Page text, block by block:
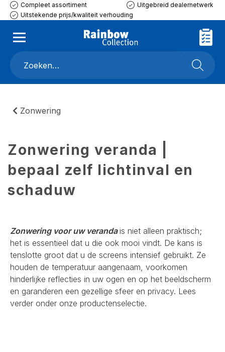
Compleet assortiment
Uitgebreid dealernetwerk
Uitstekende prijs/kwaliteit verhouding
Zonwering
Zonwering veranda |
bepaal zelf lichtinval en
schaduw
Zonwering voor uw verandais niet alleen praktisch;
het is essentieel dat u die ook mooi vindt. De kans is
tenslotte groot dat u de screens intensief gebruikt. Ze
houden de temperatuur aangenaam, voorkomen
hinderlijke reflecties in uw ogen en op het beeldscherm
en garanderen een gezellige sfeer en privacy. Lees
verder onder onze productenselectie.